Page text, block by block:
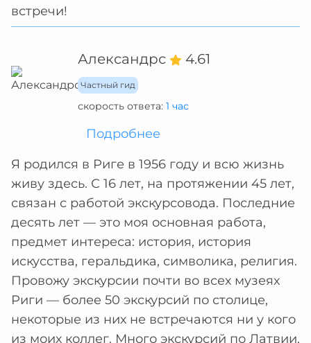
встречи!
Александрс 4.61
Частный гид
скорость ответа: 1 час
Подробнее
Я родился в Риге в 1956 году и всю жизнь
живу здесь. С 16 лет, на протяжении 45 лет,
связан с работой экскурсовода. Последние
десять лет — это моя основная работа,
предмет интереса: история, история
искусства, геральдика, символика, религия.
Провожу экскурсии почти во всех музеях
Риги — более 50 экскурсий по столице,
некоторые из них не встречаются ни у кого
из моих коллег. Много экскурсий по Латвии,